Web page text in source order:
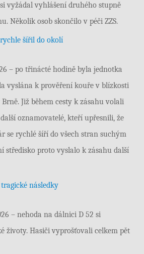
vyžádal vyhlášení druhého stupně
Několik osob skončilo v péči ZZS.
šířil do okolí
– po třinácté hodině byla jednotka
vyslána k prověření kouře v blízkosti
Již během cesty k zásahu volali
oznamovatelé, kteří upřesnili, že
se rychlé šíří do všech stran suchým
středisko proto vyslalo k zásahu další
následky
– nehoda na dálnici D 52 si
životy. Hasiči vyprošťovali celkem pět